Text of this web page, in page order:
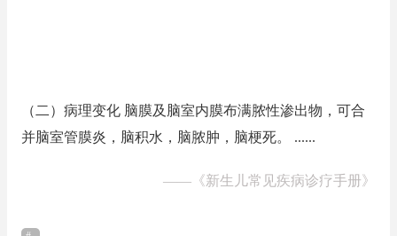
（二）病理变化 脑膜及脑室内膜布满脓性渗出物，可合
并脑室管膜炎，脑积水，脑脓肿，脑梗死。 ......
—— 《新生儿常见疾病诊疗手册》